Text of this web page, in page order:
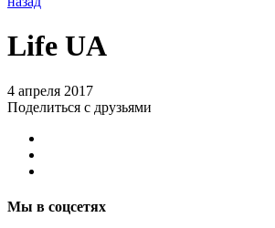
Life UA
4 апреля 2017
Поделиться с друзьями
Мы в соцсетях